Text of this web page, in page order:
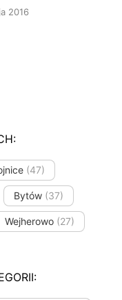
2016
(47)
Bytów (37)
Wejherowo (27)